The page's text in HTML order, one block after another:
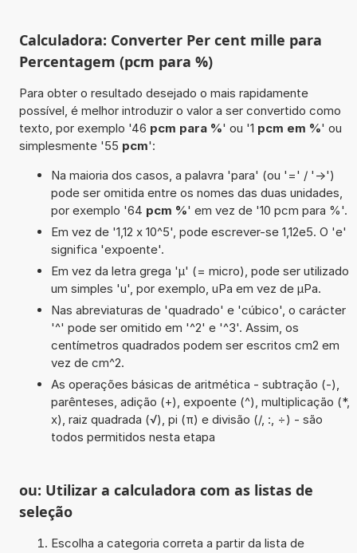
Calculadora: Converter Per cent mille para
Percentagem (pcm para %)
Para obter o resultado desejado o mais rapidamente
possível, é melhor introduzir o valor a ser convertido como
texto, por exemplo '46 pcm para %' ou '1 pcm em %' ou
simplesmente '55 pcm':
Na maioria dos casos, a palavra 'para' (ou '=' / '->')
pode ser omitida entre os nomes das duas unidades,
por exemplo '64 pcm %' em vez de '10 pcm para %'.
Em vez de '1,12 x 10^5', pode escrever-se 1,12e5. O 'e'
significa 'expoente'.
Em vez da letra grega 'µ' (= micro), pode ser utilizado
um simples 'u', por exemplo, uPa em vez de µPa.
Nas abreviaturas de 'quadrado' e 'cúbico', o carácter
'^' pode ser omitido em '^2' e '^3'. Assim, os
centímetros quadrados podem ser escritos cm2 em
vez de cm^2.
As operações básicas de aritmética - subtração (-),
parênteses, adição (+), expoente (^), multiplicação (*,
x), raiz quadrada (√), pi (π) e divisão (/, :, ÷) - são
todos permitidos nesta etapa
ou: Utilizar a calculadora com as listas de
seleção
Escolha a categoria correta a partir da lista de